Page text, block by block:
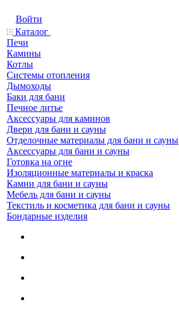
Войти
Каталог
Печи
Камины
Котлы
Системы отопления
Дымоходы
Баки для бани
Печное литье
Аксессуары для каминов
Двери для бани и сауны
Отделочные материалы для бани и сауны
Аксессуары для бани и сауны
Готовка на огне
Изоляционные материалы и краска
Камни для бани и сауны
Мебель для бани и сауны
Текстиль и косметика для бани и сауны
Бондарные изделия